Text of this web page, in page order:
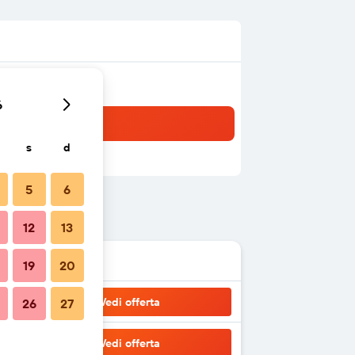
Vedi offerta
Vedi offerta
s d
5 6
12 13
19 20
26 27